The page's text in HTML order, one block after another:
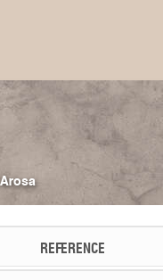
REFERENCE